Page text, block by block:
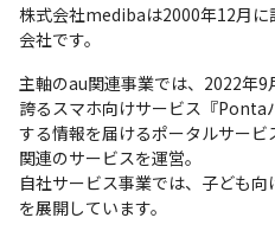
株式会社medibaは2000年12月に
会社です。
主軸のau関連事業では、2022年
誇るスマホ向けサービス『Ponta
する情報を届けるポータルサー
関連のサービスを運営。
自社サービス事業では、子ども
を展開しています。